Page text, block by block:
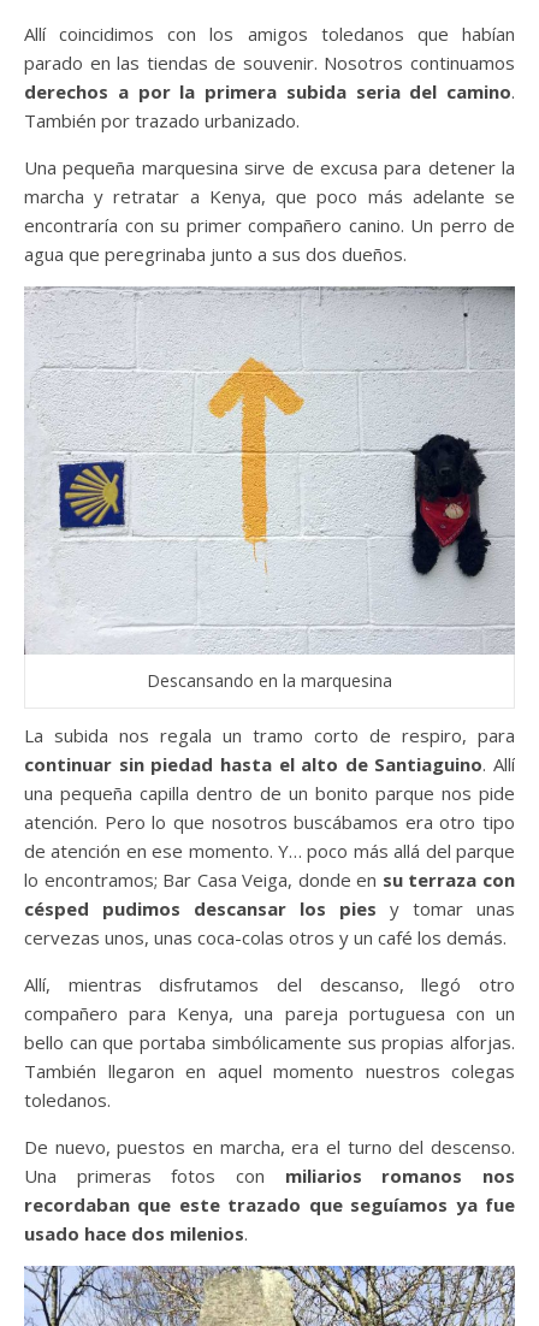
Allí coincidimos con los amigos toledanos que habían
parado en las tiendas de souvenir. Nosotros continuamos
derechos a por la primera subida seria del camino.
También por trazado urbanizado.
Una pequeña marquesina sirve de excusa para detener la
marcha y retratar a Kenya, que poco más adelante se
encontraría con su primer compañero canino. Un perro de
agua que peregrinaba junto a sus dos dueños.
Descansando en la marquesina
La subida nos regala un tramo corto de respiro, para
continuar sin piedad hasta el alto de Santiaguino. Allí
una pequeña capilla dentro de un bonito parque nos pide
atención. Pero lo que nosotros buscábamos era otro tipo
de atención en ese momento. Y… poco más allá del parque
lo encontramos; Bar Casa Veiga, donde en su terraza con
césped pudimos descansar los pies y tomar unas
cervezas unos, unas coca-colas otros y un café los demás.
Allí, mientras disfrutamos del descanso, llegó otro
compañero para Kenya, una pareja portuguesa con un
bello can que portaba simbólicamente sus propias alforjas.
También llegaron en aquel momento nuestros colegas
toledanos.
De nuevo, puestos en marcha, era el turno del descenso.
Una primeras fotos con miliarios romanos nos
recordaban que este trazado que seguíamos ya fue
usado hace dos milenios.